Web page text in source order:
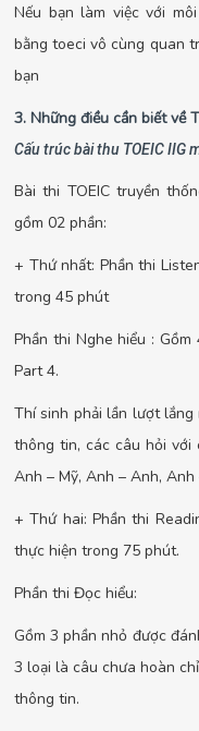
Nếu bạn làm việc với
bằng toeci vô cùng quan
bạn
3. Những điều cần biết về
Cấu trúc bài thu TOEIC IIG
Bài thi TOEIC truyền
gồm 02 phần:
+ Thứ nhất: Phần thi
trong 45 phút
Phần thi Nghe hiểu :
Part 4.
Thí sinh phải lần lượt lắng
thông tin, các câu hỏi với
Anh – Mỹ, Anh – Anh,
+ Thứ hai: Phần thi
thực hiện trong 75 phút.
Phần thi Đọc hiểu:
Gồm 3 phần nhỏ được
3 loại là câu chưa hoàn
thông tin.